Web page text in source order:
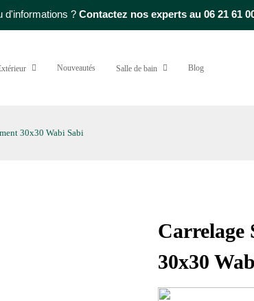
d'informations ? Contactez nos experts au 06 21 61
Nouveautés Salle de bain Blog
30x30 Wabi Sabi
Carrelage
30x30